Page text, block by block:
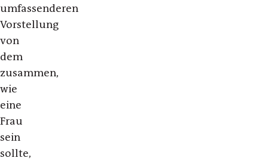
umfassenderen
Vorstellung
von
dem
zusammen,
wie
eine
Frau
sein
sollte,